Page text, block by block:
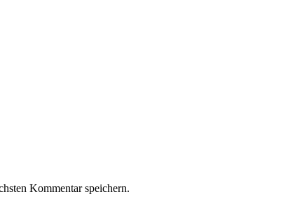
Kommentar speichern.